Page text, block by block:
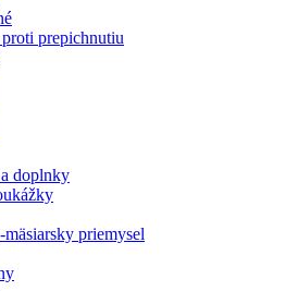
prepichnutiu
doplnky
priemysel